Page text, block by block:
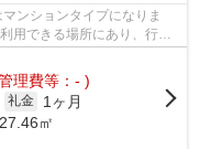
ンションタイプになりま
用できる場所にあり、行き
理費等：- )
礼金
1ヶ月
㎡